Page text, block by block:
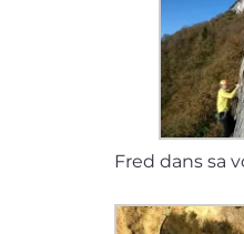
Fred dans sa